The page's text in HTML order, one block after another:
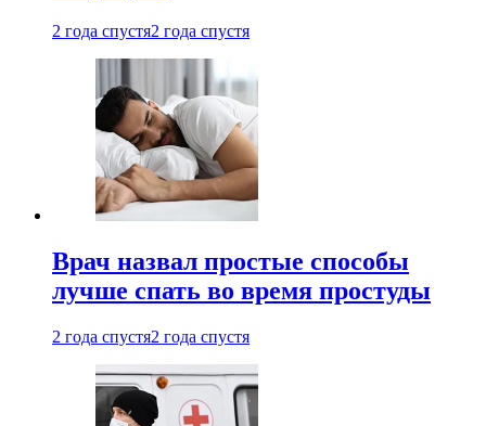
2 года спустя2 года спустя
Врач назвал простые способы
лучше спать во время простуды
2 года спустя2 года спустя